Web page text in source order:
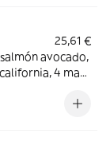
25,61 €
avocado,
4 maki